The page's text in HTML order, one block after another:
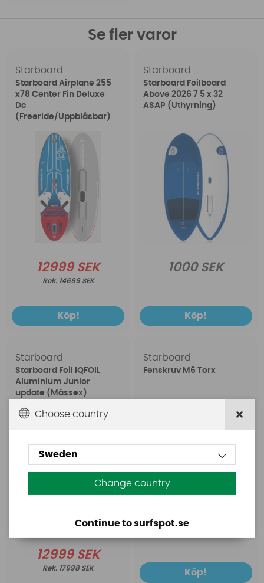
Se fler varor
Starboard
Starboard Airplane 255
x78 Center Fin Deluxe
Dc
(Freeride/Uppblåsbar)
12999 SEK
14699 SEK
Köp!
Starboard
Starboard Foilboard
Above 2026 7 5 x 32
ASAP (Uthyrning)
1000 SEK
Köp!
Starboard
Starboard Foil IQFOIL
Aluminium Junior
update (Mässex)
12999 SEK
17998 SEK
Starboard
Fenskruv M6 Torx
fr. 39 SEK
Köp!
Choose country
Sweden
Change country
Continue to surfspot.se